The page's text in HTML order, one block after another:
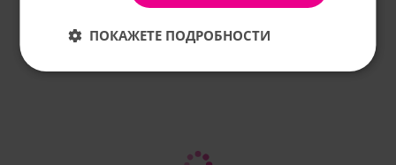
ПОКАЖЕТЕ ПОДРОБНОСТИ